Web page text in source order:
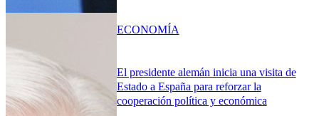
El presidente alemán inicia una visita de
Estado a España para reforzar la
cooperación política y económica
ECONOMÍA